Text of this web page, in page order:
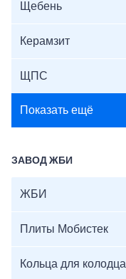
Щебень
Керамзит
ЩПС
Показать ещё
ЗАВОД ЖБИ
ЖБИ
Плиты Мобистек
Кольца для колодца